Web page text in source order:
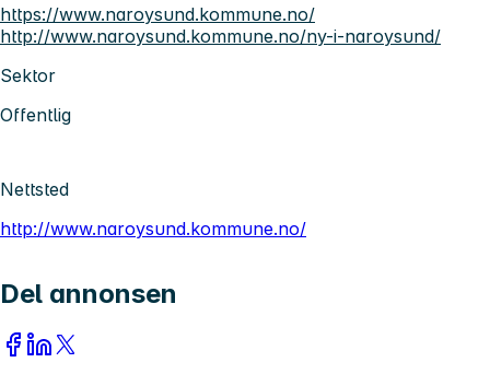
https://www.naroysund.kommune.no/
http://www.naroysund.kommune.no/ny-i-naroysund/
Sektor
Offentlig
Nettsted
http://www.naroysund.kommune.no/
Del annonsen